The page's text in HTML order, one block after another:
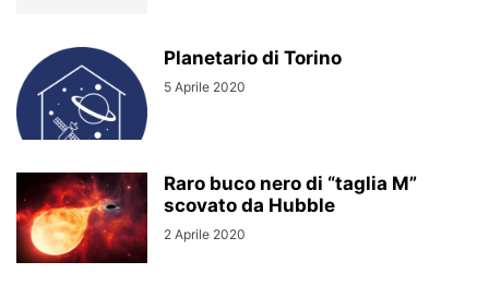
Planetario di Torino
5 Aprile 2020
Raro buco nero di “taglia M”
scovato da Hubble
2 Aprile 2020